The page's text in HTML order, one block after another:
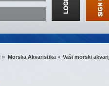
» Morska Akvaristika» Vaši morski